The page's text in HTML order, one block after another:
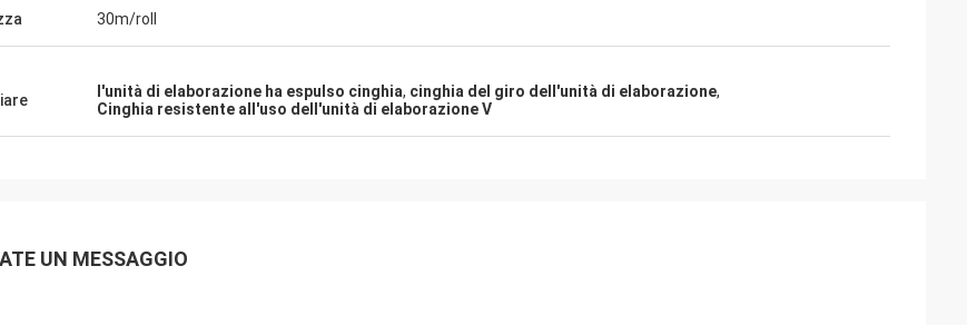
sono molto popolari nei
servizio!
30m/roll
l'unità di elaborazione ha espulso cinghia, cinghia del giro dell'unità di elaborazione,
Cinghia resistente all'uso dell'unità di elaborazione V
UN MESSAGGIO